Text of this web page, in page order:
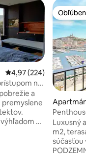
Priemerné
4,97 (224)
na
a
premyslene
na
Luxusný
m2,
súčasťou